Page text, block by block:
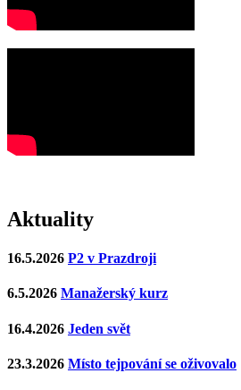
Aktuality
16.5.2026 P2 v Prazdroji
6.5.2026 Manažerský kurz
16.4.2026 Jeden svět
23.3.2026 Místo tejpování se oživovalo